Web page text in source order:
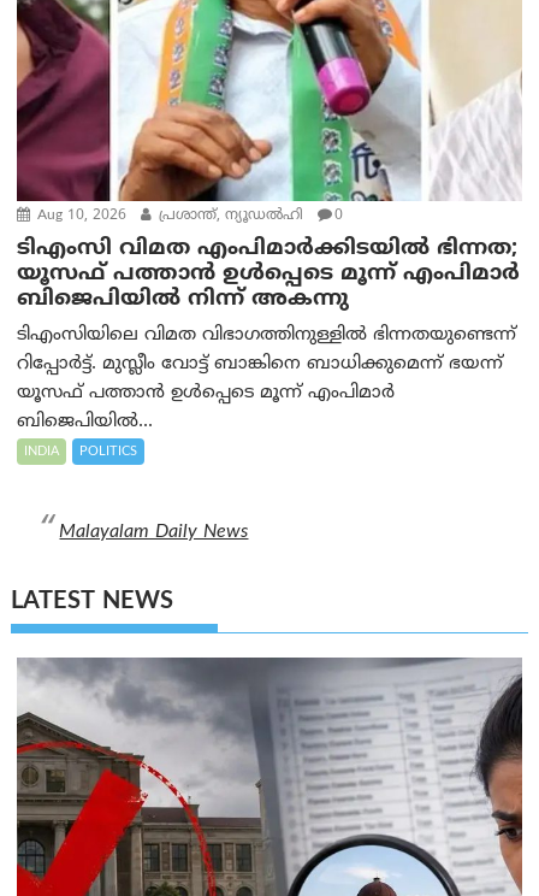
Aug 10, 2026 പ്രശാന്ത്, ന്യൂഡല്‍ഹി 0
ടിഎംസി വിമത എംപിമാർക്കിടയിൽ ഭിന്നത;
യൂസഫ് പത്താൻ ഉൾപ്പെടെ മൂന്ന് എംപിമാർ
ബിജെപിയിൽ നിന്ന് അകന്നു
ടിഎംസിയിലെ വിമത വിഭാഗത്തിനുള്ളിൽ ഭിന്നതയുണ്ടെന്ന്
റിപ്പോര്‍ട്ട്. മുസ്ലീം വോട്ട് ബാങ്കിനെ ബാധിക്കുമെന്ന് ഭയന്ന്
യൂസഫ് പത്താൻ ഉൾപ്പെടെ മൂന്ന് എംപിമാർ
ബിജെപിയിൽ...
INDIA POLITICS
Malayalam Daily News
LATEST NEWS